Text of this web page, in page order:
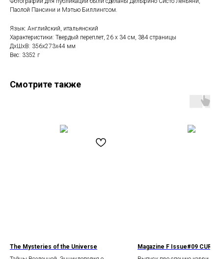
Паолой Пансини и Мэтью Биллингсом.
Язык: Английский, итальянский
Характеристики: Твердый переплет, 26 x 34 см, 384 страницы
ДxШxВ: 356x273x44 мм
Вес: 3352 г
Смотрите также
The Mysteries of the Universe
Magazine F Issue#09 CURRY